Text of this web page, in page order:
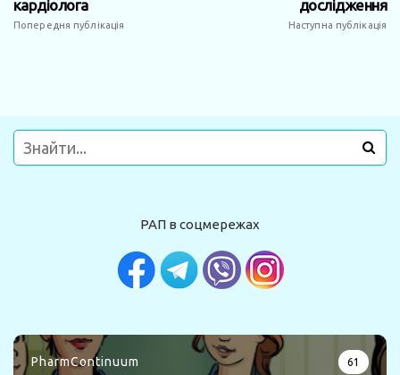
кардіолога
Попередня публікація
дослідження
Наступна публікація
РАП в соцмережах
PharmContinuum 61